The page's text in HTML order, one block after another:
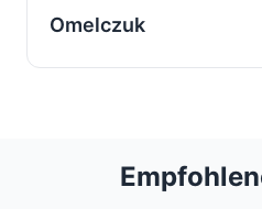
Omelczuk